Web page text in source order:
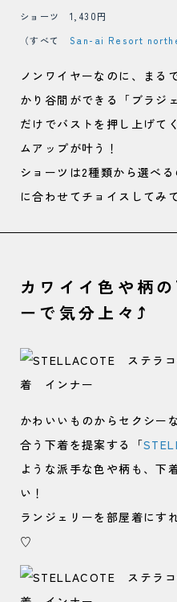
ショーツ 1,430円
（すべて San-ai Resort
ノンワイヤーなのに、まる
かり谷間ができる「ブラジ
だけでバストを押し上げて
ムアップが叶う！
ショーツは2種類から選べ
に合わせてチョイスしてみて
カワイイ色や柄
ーで気分上々⤴
かわいいものからセクシー
合う下着を提案する「
ような派手な色や柄も、下
い！
ランジェリーを部屋着にす
♡